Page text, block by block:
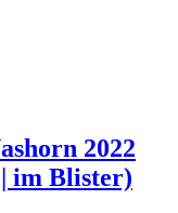
2022
im Blister)